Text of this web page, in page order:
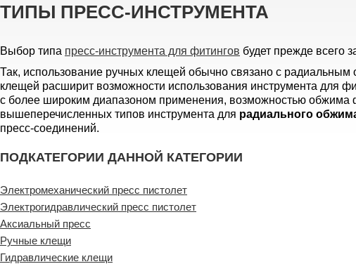
ТИПЫ ПРЕСС-ИНСТРУМЕНТА
Выбор типа пресс-инструмента для фитингов будет прежде всего
Так, использование ручных клещей обычно связано с
клещей расширит возможности использования инструмента для
с более широким диапазоном применения, возможностью обжима
вышеперечисленных типов инструмента для радиального
пресс-соединений.
ПОДКАТЕГОРИИ ДАННОЙ КАТЕГОРИИ
Электромеханический пресс пистолет
Электрогидравлический пресс пистолет
Аксиальный пресс
Ручные клещи
Гидравлические клещи